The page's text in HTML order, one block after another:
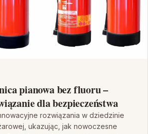
pianowa bez fluoru –
dla bezpieczeństwa
rozwiązania w dziedzinie
ukazując, jak nowoczesne